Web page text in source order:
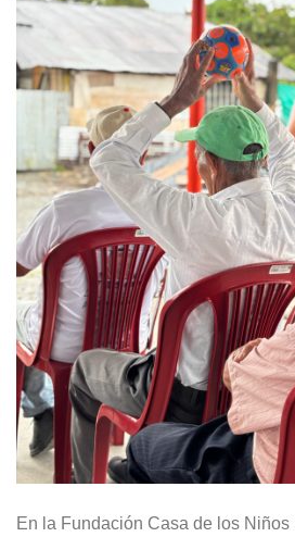
En la Fundación Casa de los Niños